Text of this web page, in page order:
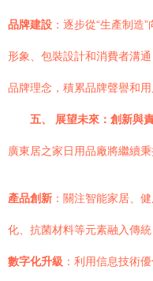
品牌建設 ：逐步從“生產制造
形象、包裝設計和消費者溝
品牌理念，積累品牌聲譽和用
五、 展望未來：創新與
廣東居之家日用品廠將繼續
產品創新 ：關注智能家居、
化、抗菌材料等元素融入傳
數字化升級 ：利用信息技術